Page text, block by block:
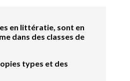
en littératie, sont en
dans des classes de
types et des